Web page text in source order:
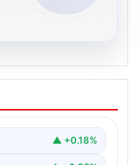
Güvenli
Güncel olarak…
▲ +0.18%